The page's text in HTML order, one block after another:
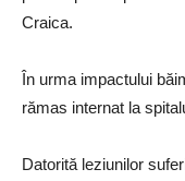
Craica.
În urma impactului
rămas internat la
Datorită leziunilor